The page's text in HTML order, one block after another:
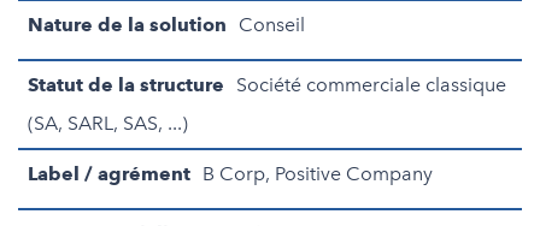
Nature de la solution Conseil
Statut de la structure
Société commerciale classique
(SA, SARL, SAS, ...)
Label / agrément B Corp, Positive Company